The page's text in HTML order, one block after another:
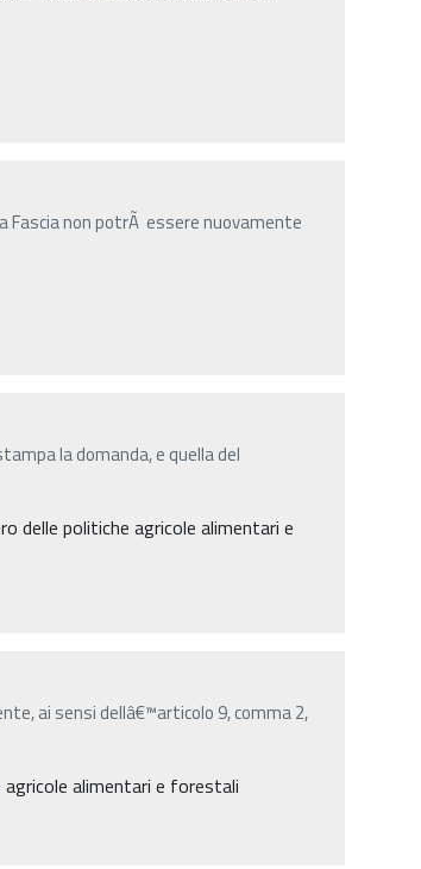
Fascia non potrÃ essere nuovamente
la domanda, e quella del
delle politiche agricole alimentari e
ai sensi dellâ€™articolo 9, comma 2,
alimentari e forestali